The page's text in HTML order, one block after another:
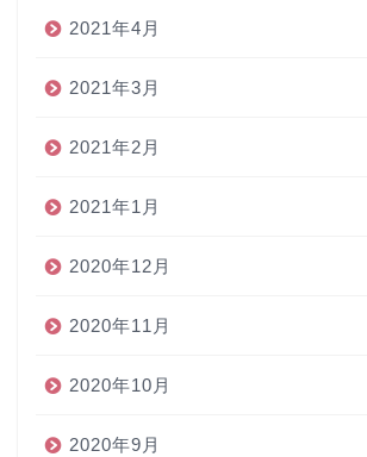
2021年4月
2021年3月
2021年2月
2021年1月
2020年12月
2020年11月
2020年10月
2020年9月